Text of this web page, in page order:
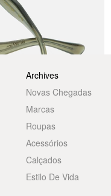
Archives
Novas Chegadas
Marcas
Roupas
Acessórios
Calçados
Estilo De Vida